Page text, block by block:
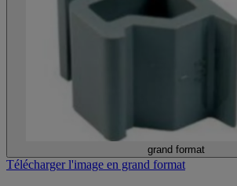
grand format
Télécharger l'image en grand format